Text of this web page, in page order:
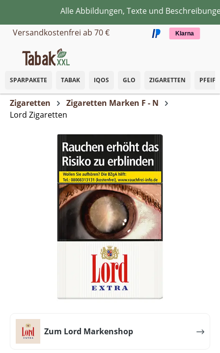
Zum Hauptinhalt springenAlle Abbildungen, Texte und
Versandkostenfrei ab 70 €
Klarna
SPARPAKETE TABAK IQOS GLO ZIGARETTEN
Zigaretten
Zigaretten Marken F - N
Lord Zigaretten
Zum Lord Markenshop